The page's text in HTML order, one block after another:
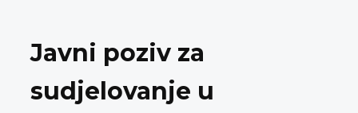
Javni poziv za
sudjelovanje u